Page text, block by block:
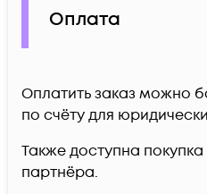
Оплата
Оплатить заказ можно
по счёту для
Также доступна
партнёра.